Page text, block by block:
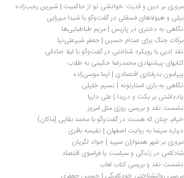
مروری بر دین و قدرت: خوانشی نو از حاکمیت | شیرین رجب‌زاده
بیلی و هیولاهای فسقلی در گفت‌وگو با شیدا میرزایی
نگاهی به دختری در پاریس | مریم طباطبایی‌ها
برکات جنگ برای صدام حسین | جعفر شیرعلی‌نیا
نقد ادبی با رویکرد شناختی در گفت‌وگو با لیلا صادقی
کتابهای پیشنهادی محمدرضا حکیمی به طلاب
پیرامون بدرفتاری اقتصادی | ایما موسی‌زاده
نگاهی به بازی استارنونه | نسیم خلیلی
یادداشتی بر بکت و دریدا | علی داریا
نشست نقد و بررسی روزی مثل امروز
خیام، چنان که هست در گفت‌وگو با محمد بقایی (ماکان)
درباره سینما به روایت اصفهان | نفیسه باقری
مروری بر شهر همنوازان سپید | جواد لگزیان
شادکامی در زندگی و سیاست یا فراسوی اقتصاد
نشست نقد و بررسی کتاب لعاب